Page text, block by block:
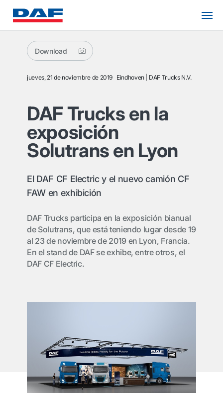
Download
jueves, 21 de noviembre de 2019 Eindhoven DAF Trucks N.V.
DAF Trucks en la
exposición
Solutrans en Lyon
El DAF CF Electric y el nuevo camión CF
FAW en exhibición
DAF Trucks participa en la exposición bianual
de Solutrans, que está teniendo lugar desde 19
al 23 de noviembre de 2019 en Lyon, Francia.
En el stand de DAF se exhibe, entre otros, el
DAF CF Electric.